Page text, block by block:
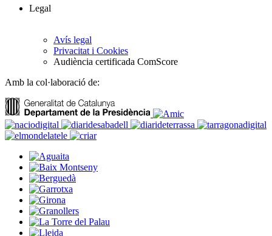
Legal
Avís legal
Privacitat i Cookies
Audiència certificada ComScore
Amb la col·laboració de: